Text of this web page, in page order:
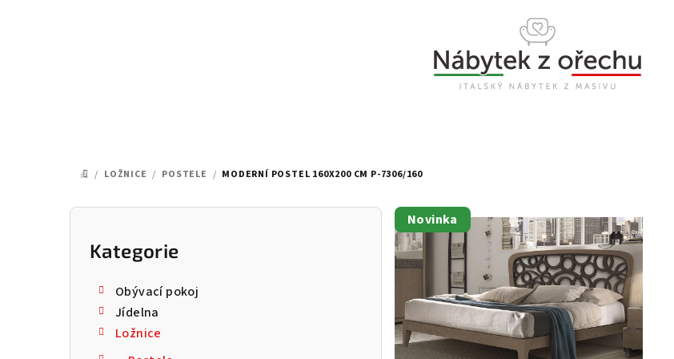
DOMŮ
/ LOŽNICE / POSTELE / MODERNÍ POSTEL 160X200 CM P-7306/160
P
Přeskočit
kategorie
Kategorie
Obývací pokoj
Jídelna
Ložnice
Novinka